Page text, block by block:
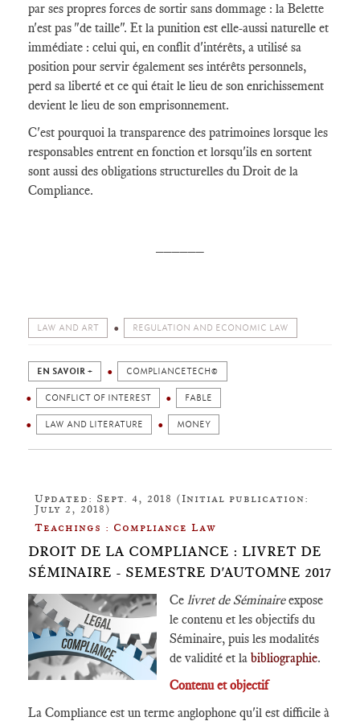
par ses propres forces de sortir sans dommage : la Belette
n'est pas "de taille". Et la punition est elle-aussi naturelle et
immédiate : celui qui, en conflit d'intérêts, a utilisé sa
position pour servir également ses intérêts personnels,
perd sa liberté et ce qui était le lieu de son enrichissement
devient le lieu de son emprisonnement.
C'est pourquoi la transparence des patrimoines lorsque les
responsables entrent en fonction et lorsqu'ils en sortent
sont aussi des obligations structurelles du Droit de la
Compliance.
LAW AND ART REGULATION AND ECONOMIC LAW
EN SAVOIR + COMPLIANCETECH©
CONFLICT OF INTEREST FABLE
LAW AND LITERATURE MONEY
Updated: Sept. 4, 2018 (Initial publication:
July 2, 2018)
Teachings : Compliance Law
DROIT DE LA COMPLIANCE : LIVRET DE
SÉMINAIRE - SEMESTRE D'AUTOMNE 2017
Ce livret de Séminaireexpose
le contenu et les objectifs du
Séminaire, puis les modalités
de validité et la bibliographie.
Contenu et objectif
La Compliance est un terme anglophone qu'il est difficile à